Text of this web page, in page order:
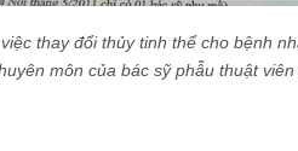
thay đổi thủy tinh thể cho bệnh
môn của bác sỹ phẫu thuật